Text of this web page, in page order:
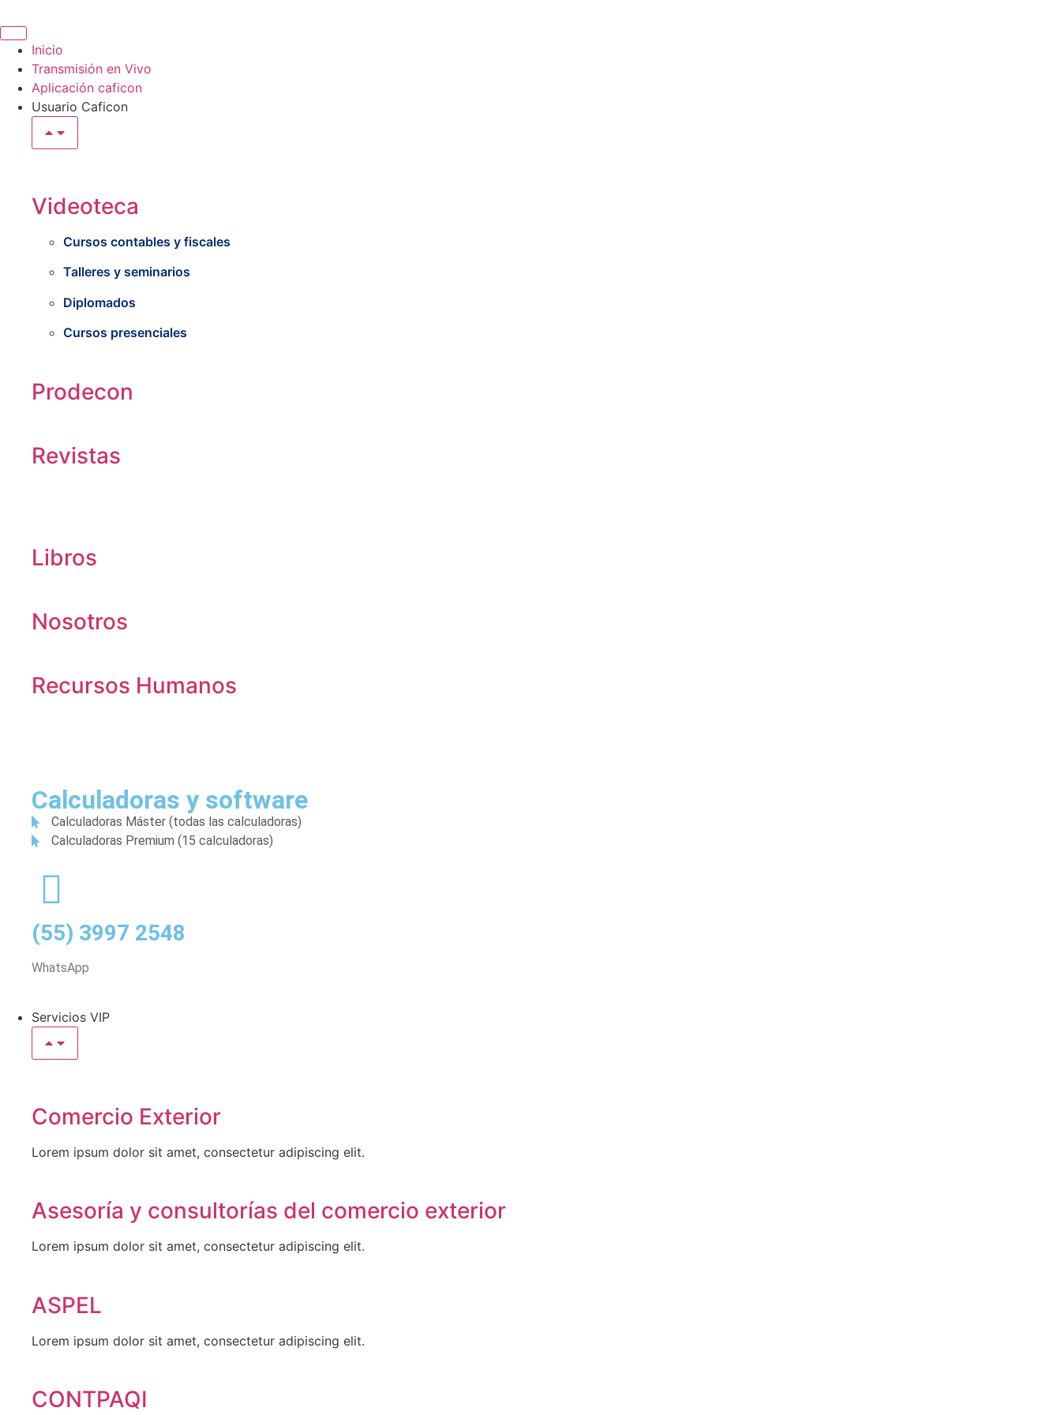
Inicio
Transmisión en Vivo
Aplicación caficon
Usuario Caficon
Videoteca
Cursos contables y fiscales
Talleres y seminarios
Diplomados
Cursos presenciales
Prodecon
Revistas
Libros
Nosotros
Recursos Humanos
Calculadoras y software
Calculadoras Máster (todas las calculadoras)
Calculadoras Premium (15 calculadoras)
(55) 3997 2548
WhatsApp
Servicios VIP
Comercio Exterior
Lorem ipsum dolor sit amet, consectetur adipiscing elit.
Asesoría y consultorías del comercio exterior
Lorem ipsum dolor sit amet, consectetur adipiscing elit.
ASPEL
Lorem ipsum dolor sit amet, consectetur adipiscing elit.
CONTPAQI